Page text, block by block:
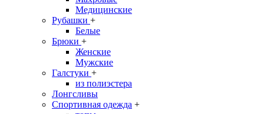
Медицинские
Рубашки +
Белые
Брюки +
Женские
Мужские
Галстуки +
из полиэстера
Лонгсливы
Спортивная одежда +